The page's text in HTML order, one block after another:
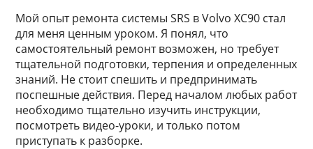
Мой опыт ремонта системы SRS в Volvo XC90 стал
для меня ценным уроком. Я понял, что
самостоятельный ремонт возможен, но требует
тщательной подготовки, терпения и определенных
знаний. Не стоит спешить и предпринимать
поспешные действия. Перед началом любых работ
необходимо тщательно изучить инструкции,
посмотреть видео-уроки, и только потом
приступать к разборке.